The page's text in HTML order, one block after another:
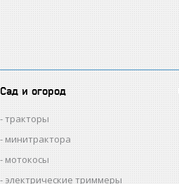
Сад и огород
тракторы
минитрактора
мотокосы
электрические триммеры